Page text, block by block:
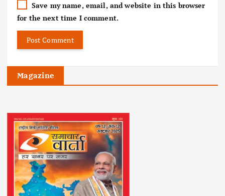
Save my name, email, and website in this browser
for the next time I comment.
Magazine